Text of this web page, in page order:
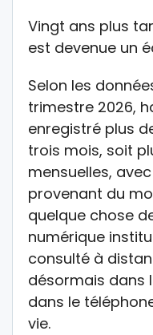
Vingt ans plus
est devenue un
Selon les
trimestre 2026,
enregistré plus
trois mois, soit
mensuelles,
provenant du
quelque chose
numérique
consulté à
désormais dans
dans le
vie.